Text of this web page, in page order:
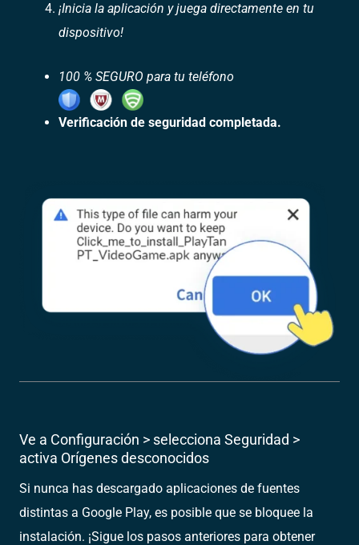
¡Inicia la aplicación y juega directamente en tu
dispositivo!
100 % SEGURO para tu teléfono
Verificación de seguridad completada.
Ve a Configuración > selecciona Seguridad >
activa Orígenes desconocidos
Si nunca has descargado aplicaciones de fuentes
distintas a Google Play, es posible que se bloquee la
instalación. ¡Sigue los pasos anteriores para obtener